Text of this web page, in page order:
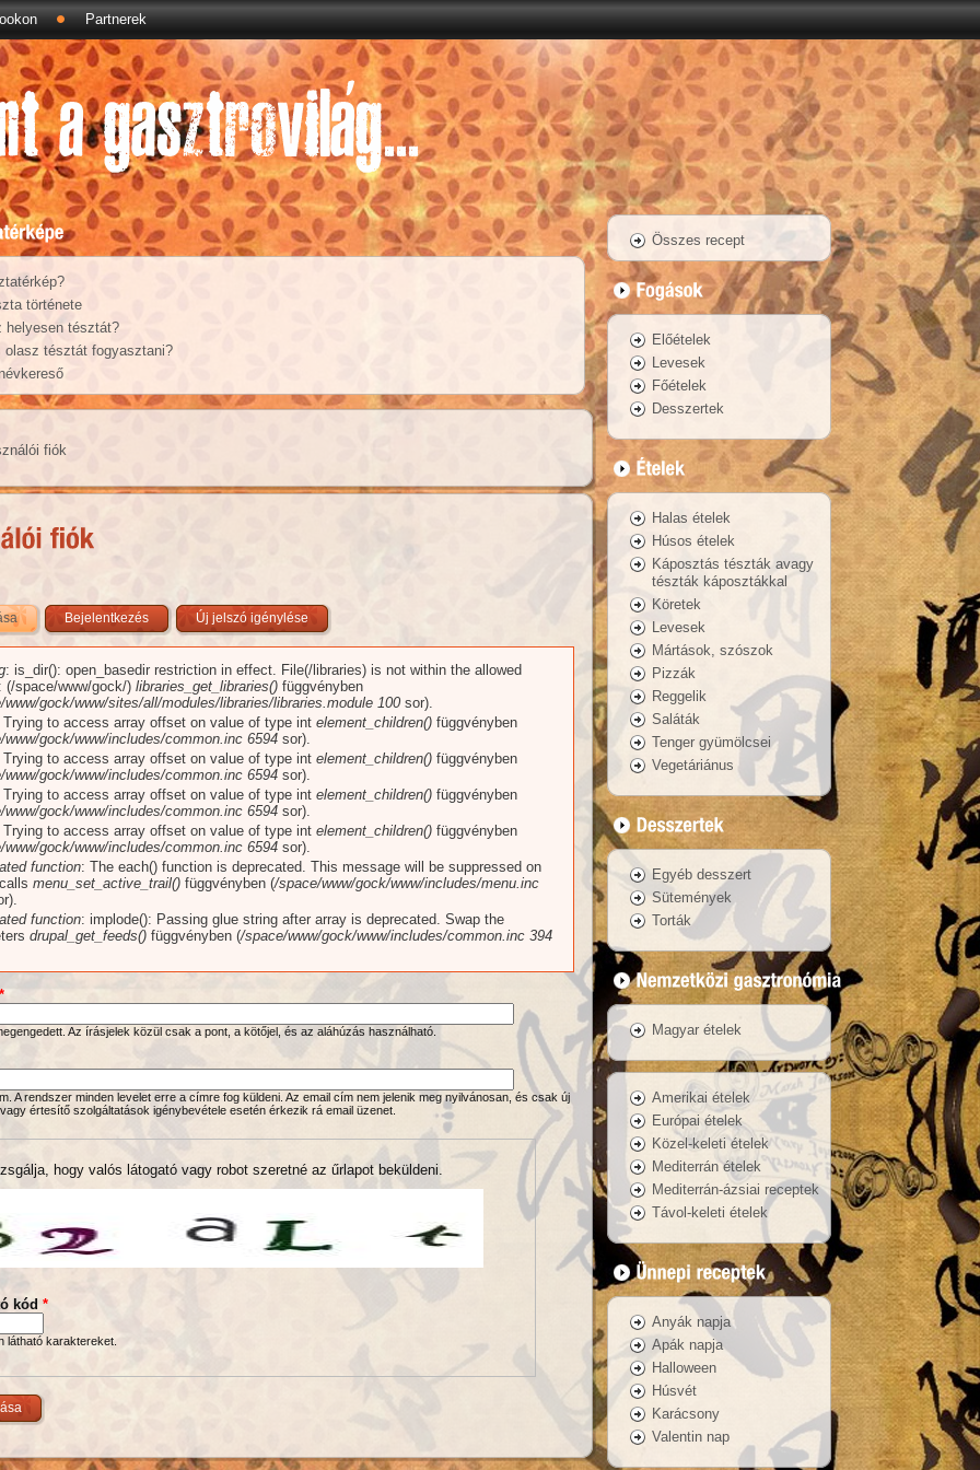
Partnerek
története
helyesen tésztát?
olasz tésztát fogyasztani?
fiók
(aktív fül)Bejelentkezés Új jelszó igénylése
: is_dir(): open_basedir restriction in effect. File(/libraries) is not within the allowed
(/space/www/gock/) libraries_get_libraries() függvényben
www/gock/www/sites/all/modules/libraries/libraries.module 100 sor).
Trying to access array offset on value of type int element_children() függvényben
www/gock/www/includes/common.inc 6594 sor).
Trying to access array offset on value of type int element_children() függvényben
www/gock/www/includes/common.inc 6594 sor).
Trying to access array offset on value of type int element_children() függvényben
www/gock/www/includes/common.inc 6594 sor).
Trying to access array offset on value of type int element_children() függvényben
www/gock/www/includes/common.inc 6594 sor).
function: The each() function is deprecated. This message will be suppressed on
menu_set_active_trail() függvényben (/space/www/gock/www/includes/menu.inc
function: implode(): Passing glue string after array is deprecated. Swap the
drupal_get_feeds() függvényben (/space/www/gock/www/includes/common.inc 394
*
Az írásjelek közül csak a pont, a kötőjel, és az aláhúzás használható.
A rendszer minden levelet erre a címre fog küldeni. Az email cím nem jelenik meg nyilvánosan, és csak új
értesítő szolgáltatások igénybevétele esetén érkezik rá email üzenet.
hogy valós látogató vagy robot szeretné az űrlapot beküldeni.
kód *
látható karaktereket.
Összes recept
Előételek
Levesek
Főételek
Desszertek
Halas ételek
Húsos ételek
Káposztás tészták avagy
tészták káposztákkal
Köretek
Levesek
Mártások, szószok
Pizzák
Reggelik
Saláták
Tenger gyümölcsei
Vegetáriánus
Egyéb desszert
Sütemények
Torták
Magyar ételek
Amerikai ételek
Európai ételek
Közel-keleti ételek
Mediterrán ételek
Mediterrán-ázsiai receptek
Távol-keleti ételek
Anyák napja
Apák napja
Halloween
Húsvét
Karácsony
Valentin nap